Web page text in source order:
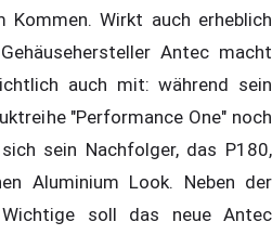
Wirkt auch erheblich
Antec macht
auch mit: während sein
"Performance One" noch
sein Nachfolger, das P180,
Aluminium Look. Neben der
soll das neue Antec